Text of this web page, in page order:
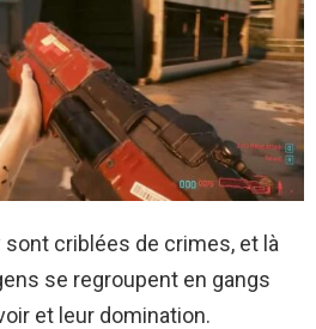
criblées de crimes, et là
se regroupent en gangs
et leur domination.